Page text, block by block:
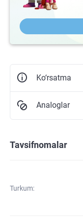
Ko‘rsatma
Analoglar
Tavsifnomalar
Turkum: